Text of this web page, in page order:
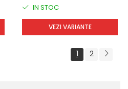
IN STOC
VEZI VARIANTE
1 2